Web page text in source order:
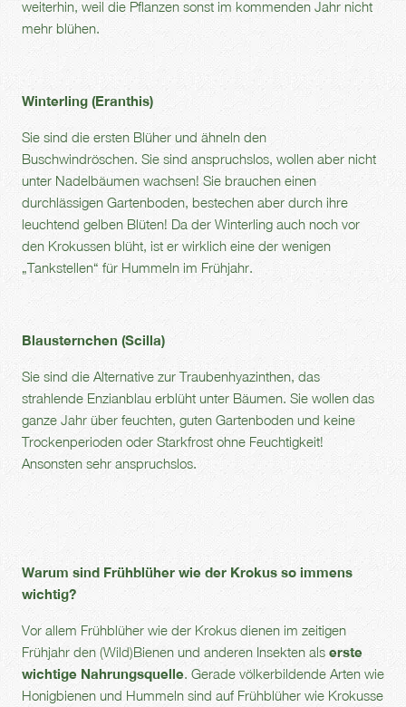
weiterhin, weil die Pflanzen sonst im kommenden Jahr nicht
mehr blühen.
Winterling (Eranthis)
Sie sind die ersten Blüher und ähneln den
Buschwindröschen. Sie sind anspruchslos, wollen aber nicht
unter Nadelbäumen wachsen! Sie brauchen einen
durchlässigen Gartenboden, bestechen aber durch ihre
leuchtend gelben Blüten! Da der Winterling auch noch vor
den Krokussen blüht, ist er wirklich eine der wenigen
„Tankstellen“ für Hummeln im Frühjahr.
Blausternchen (Scilla)
Sie sind die Alternative zur Traubenhyazinthen, das
strahlende Enzianblau erblüht unter Bäumen. Sie wollen das
ganze Jahr über feuchten, guten Gartenboden und keine
Trockenperioden oder Starkfrost ohne Feuchtigkeit!
Ansonsten sehr anspruchslos.
Warum sind Frühblüher wie der Krokus so immens
wichtig?
Vor allem Frühblüher wie der Krokus dienen im zeitigen
Frühjahr den (Wild)Bienen und anderen Insekten als erste
wichtige Nahrungsquelle. Gerade völkerbildende Arten wie
Honigbienen und Hummeln sind auf Frühblüher wie Krokusse